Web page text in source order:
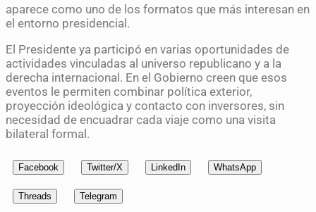
aparece como uno de los formatos que más interesan en
el entorno presidencial.
El Presidente ya participó en varias oportunidades de
actividades vinculadas al universo republicano y a la
derecha internacional. En el Gobierno creen que esos
eventos le permiten combinar política exterior,
proyección ideológica y contacto con inversores, sin
necesidad de encuadrar cada viaje como una visita
bilateral formal.
Facebook Twitter/X LinkedIn WhatsApp
Threads Telegram